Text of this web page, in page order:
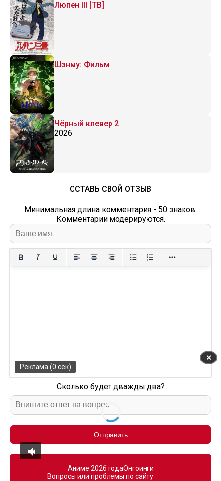
Люпен III [ТВ]
Шэнму: Фильм
Чёрный клевер 2
2026
ОСТАВЬ СВОЙ ОТЗЫВ
Минимальная длина комментария - 50 знаков.
Комментарии модерируются.
Сколько будет дважды два?
Отправить
Аниме 2026 годаОнгоинги
Вопросы или проблемы по сайту
✕
Реклама (0 сек)